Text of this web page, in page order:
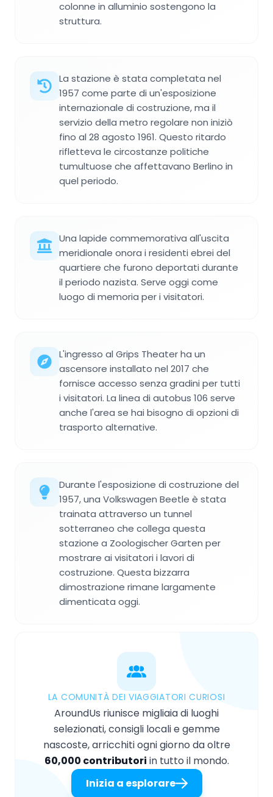
colonne in alluminio sostengono la
struttura.
La stazione è stata completata nel
1957 come parte di un'esposizione
internazionale di costruzione, ma il
servizio della metro regolare non iniziò
fino al 28 agosto 1961. Questo ritardo
rifletteva le circostanze politiche
tumultuose che affettavano Berlino in
quel periodo.
Una lapide commemorativa all'uscita
meridionale onora i residenti ebrei del
quartiere che furono deportati durante
il periodo nazista. Serve oggi come
luogo di memoria per i visitatori.
L'ingresso al Grips Theater ha un
ascensore installato nel 2017 che
fornisce accesso senza gradini per tutti
i visitatori. La linea di autobus 106 serve
anche l'area se hai bisogno di opzioni di
trasporto alternative.
Durante l'esposizione di costruzione del
1957, una Volkswagen Beetle è stata
trainata attraverso un tunnel
sotterraneo che collega questa
stazione a Zoologischer Garten per
mostrare ai visitatori i lavori di
costruzione. Questa bizzarra
dimostrazione rimane largamente
dimenticata oggi.
LA COMUNITÀ DEI VIAGGIATORI CURIOSI
AroundUs riunisce migliaia di luoghi
selezionati, consigli locali e gemme
nascoste, arricchiti ogni giorno da oltre
60,000 contributori in tutto il mondo.
Inizia a esplorare